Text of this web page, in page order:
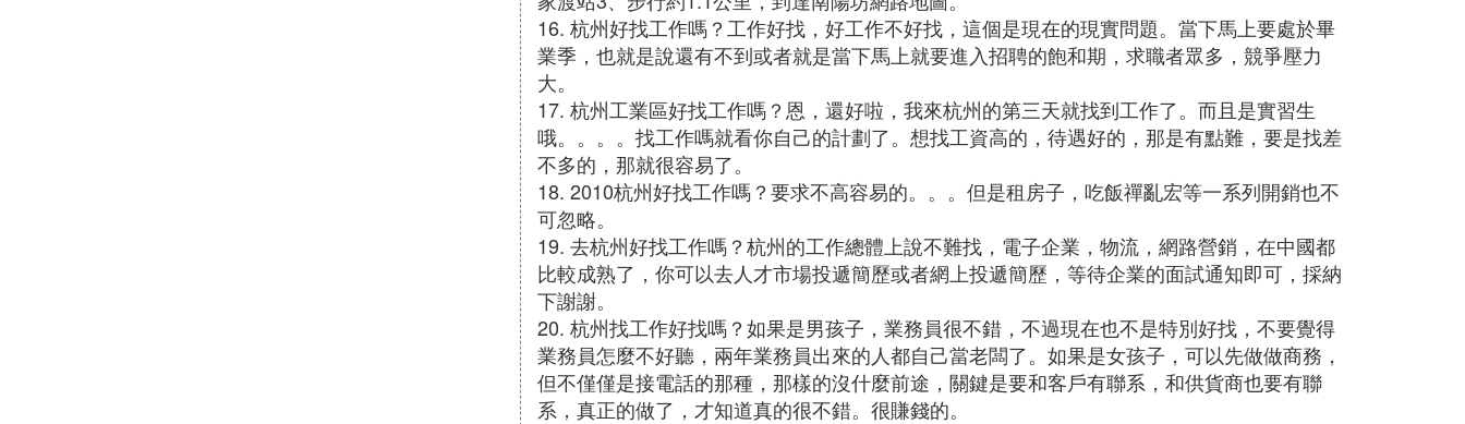
16. 杭州好找工作嗎？工作好找，好工作不好找，這個是現在的現實問題。當下馬上要處於畢
業季，也就是說還有不到或者就是當下馬上就要進入招聘的飽和期，求職者眾多，競爭壓力
大。
17. 杭州工業區好找工作嗎？恩，還好啦，我來杭州的第三天就找到工作了。而且是實習生
哦。。。。找工作嗎就看你自己的計劃了。想找工資高的，待遇好的，那是有點難，要是找差
不多的，那就很容易了。
18. 2010杭州好找工作嗎？要求不高容易的。。。但是租房子，吃飯禪亂宏等一系列開銷也不
可忽略。
19. 去杭州好找工作嗎？杭州的工作總體上說不難找，電子企業，物流，網路營銷，在中國都
比較成熟了，你可以去人才市場投遞簡歷或者網上投遞簡歷，等待企業的面試通知即可，採納
下謝謝。
20. 杭州找工作好找嗎？如果是男孩子，業務員很不錯，不過現在也不是特別好找，不要覺得
業務員怎麼不好聽，兩年業務員出來的人都自己當老闆了。如果是女孩子，可以先做做商務，
但不僅僅是接電話的那種，那樣的沒什麼前途，關鍵是要和客戶有聯系，和供貨商也要有聯
系，真正的做了，才知道真的很不錯。很賺錢的。